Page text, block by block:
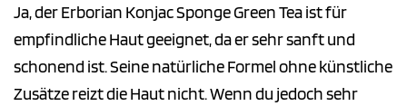
Ja, der Erborian Konjac Sponge Green Tea ist für
empfindliche Haut geeignet, da er sehr sanft und
schonend ist. Seine natürliche Formel ohne künstliche
Zusätze reizt die Haut nicht. Wenn du jedoch sehr